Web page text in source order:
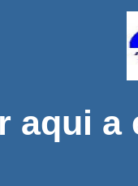
aqui a